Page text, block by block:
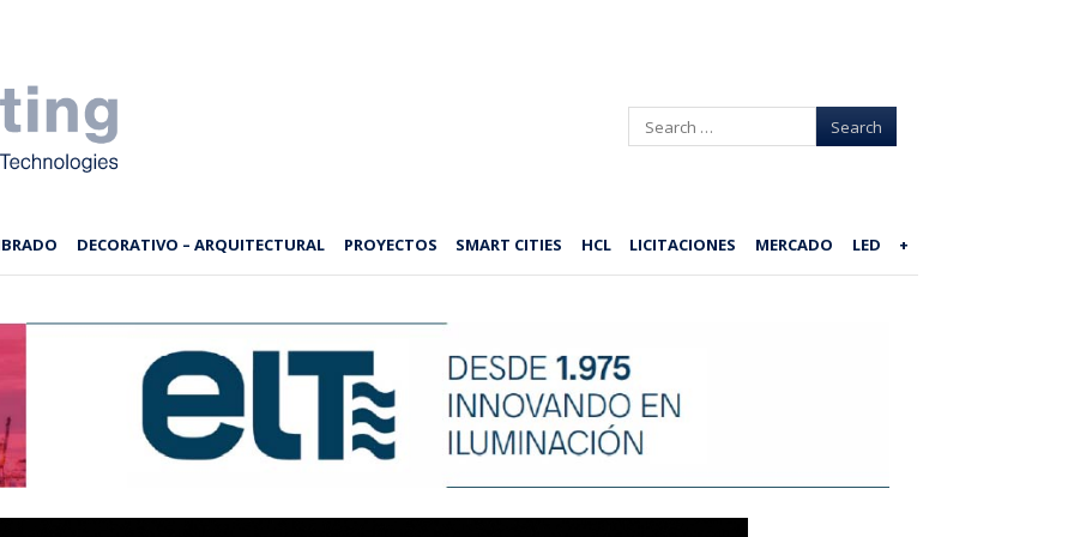
Search
DECORATIVO – ARQUITECTURAL PROYECTOS SMART CITIES HCL LICITACIONES MERCADO LED +